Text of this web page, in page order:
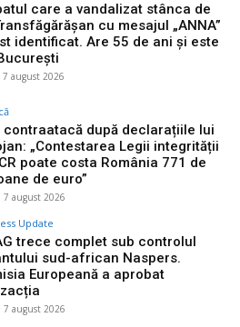
care a vandalizat stânca de
cu mesajul „ANNA”
identificat. Are 55 de ani și este
7 august 2026
contraatacă după declarațiile lui
„Contestarea Legii integrității
poate costa România 771 de
de euro”
7 august 2026
Update
trece complet sub controlul
sud-african Naspers.
Europeană a aprobat
7 august 2026